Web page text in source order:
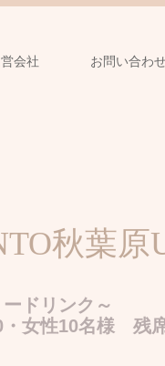
会社 お問い合わ
秋葉原
ドリンク～
女性10名様 残席